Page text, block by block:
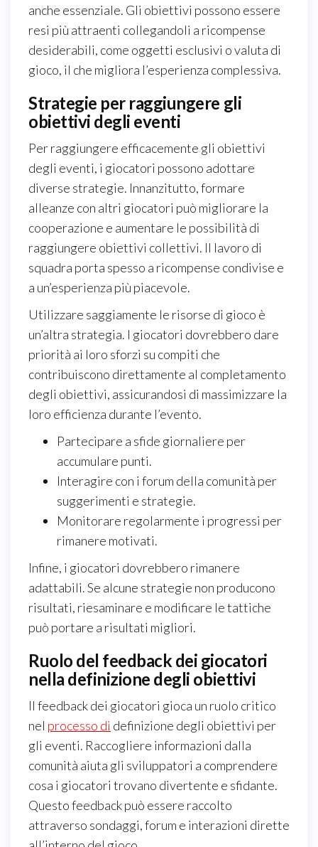
anche essenziale. Gli obiettivi possono essere
resi più attraenti collegandoli a ricompense
desiderabili, come oggetti esclusivi o valuta di
gioco, il che migliora l’esperienza complessiva.
Strategie per raggiungere gli
obiettivi degli eventi
Per raggiungere efficacemente gli obiettivi
degli eventi, i giocatori possono adottare
diverse strategie. Innanzitutto, formare
alleanze con altri giocatori può migliorare la
cooperazione e aumentare le possibilità di
raggiungere obiettivi collettivi. Il lavoro di
squadra porta spesso a ricompense condivise e
a un’esperienza più piacevole.
Utilizzare saggiamente le risorse di gioco è
un’altra strategia. I giocatori dovrebbero dare
priorità ai loro sforzi su compiti che
contribuiscono direttamente al completamento
degli obiettivi, assicurandosi di massimizzare la
loro efficienza durante l’evento.
Partecipare a sfide giornaliere per
accumulare punti.
Interagire con i forum della comunità per
suggerimenti e strategie.
Monitorare regolarmente i progressi per
rimanere motivati.
Infine, i giocatori dovrebbero rimanere
adattabili. Se alcune strategie non producono
risultati, riesaminare e modificare le tattiche
può portare a risultati migliori.
Ruolo del feedback dei giocatori
nella definizione degli obiettivi
Il feedback dei giocatori gioca un ruolo critico
nel processo di definizione degli obiettivi per
gli eventi. Raccogliere informazioni dalla
comunità aiuta gli sviluppatori a comprendere
cosa i giocatori trovano divertente e sfidante.
Questo feedback può essere raccolto
attraverso sondaggi, forum e interazioni dirette